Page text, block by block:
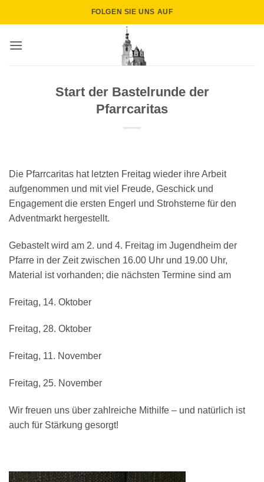
FOLGEN SIE UNS AUF
Start der Bastelrunde der
Pfarrcaritas
Die Pfarrcaritas hat letzten Freitag wieder ihre Arbeit
aufgenommen und mit viel Freude, Geschick und
Engagement die ersten Engerl und Strohsterne für den
Adventmarkt hergestellt.
Gebastelt wird am 2. und 4. Freitag im Jugendheim der
Pfarre in der Zeit zwischen 16.00 Uhr und 19.00 Uhr,
Material ist vorhanden; die nächsten Termine sind am
Freitag, 14. Oktober
Freitag, 28. Oktober
Freitag, 11. November
Freitag, 25. November
Wir freuen uns über zahlreiche Mithilfe – und natürlich ist
auch für Stärkung gesorgt!